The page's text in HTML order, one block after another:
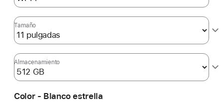
Tamaño
Almacenamiento
Color - Blanco estrella